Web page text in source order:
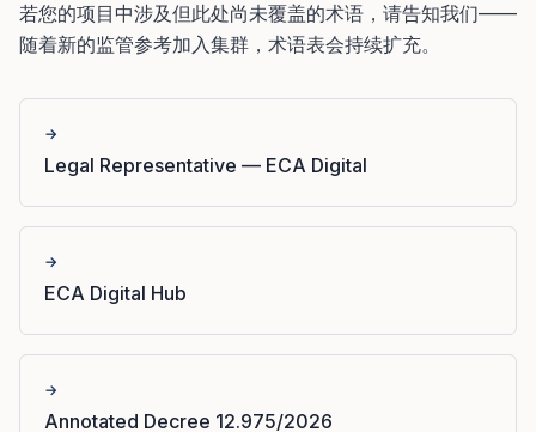
若您的项目中涉及但此处尚未覆盖的术语，请告知我们——
随着新的监管参考加入集群，术语表会持续扩充。
→
Legal Representative — ECA Digital
→
ECA Digital Hub
→
Annotated Decree 12.975/2026